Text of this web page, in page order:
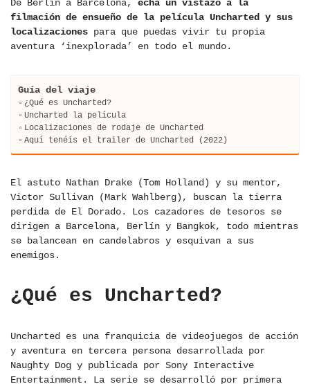
De Berlín a Barcelona, echa un vistazo a la
filmación de ensueño de la película Uncharted y sus
localizaciones para que puedas vivir tu propia
aventura ‘inexplorada’ en todo el mundo.
Guía del viaje
¿Qué es Uncharted?
Uncharted la película
Localizaciones de rodaje de Uncharted
Aquí tenéis el trailer de Uncharted (2022)
El astuto Nathan Drake (Tom Holland) y su mentor,
Victor Sullivan (Mark Wahlberg), buscan la tierra
perdida de El Dorado. Los cazadores de tesoros se
dirigen a Barcelona, Berlín y Bangkok, todo mientras
se balancean en candelabros y esquivan a sus
enemigos.
¿Qué es Uncharted?
Uncharted es una franquicia de videojuegos de acción
y aventura en tercera persona desarrollada por
Naughty Dog y publicada por Sony Interactive
Entertainment. La serie se desarrolló por primera